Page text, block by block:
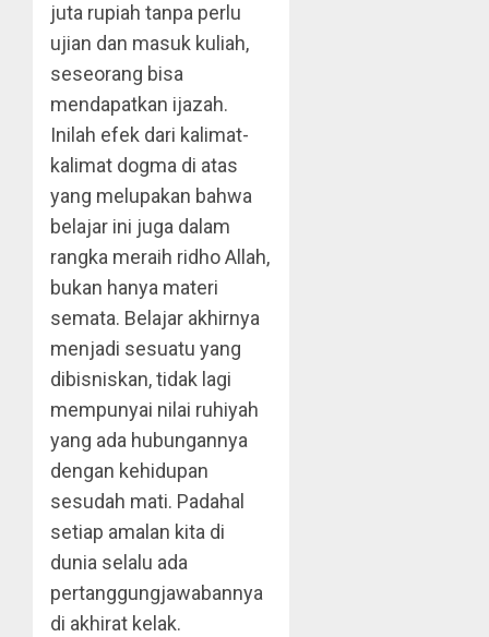
juta rupiah tanpa perlu
ujian dan masuk kuliah,
seseorang bisa
mendapatkan ijazah.
Inilah efek dari kalimat-
kalimat dogma di atas
yang melupakan bahwa
belajar ini juga dalam
rangka meraih ridho Allah,
bukan hanya materi
semata. Belajar akhirnya
menjadi sesuatu yang
dibisniskan, tidak lagi
mempunyai nilai ruhiyah
yang ada hubungannya
dengan kehidupan
sesudah mati. Padahal
setiap amalan kita di
dunia selalu ada
pertanggungjawabannya
di akhirat kelak.